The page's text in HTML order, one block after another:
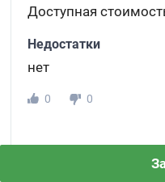
Доступная
Недостатки
нет
0
0